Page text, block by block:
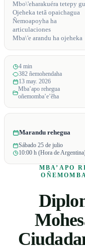
Mbo\'eharakuéra tetepy
Ojeheka tetã opaichagua
Ñemoapoyha ha
articulaciones
Mba\'e arandu ha ojeheka
4 min
382 ñemohendaha
13 may. 2026
Mba’apo rehegua
oñemomba’e’ẽha
Marandu rehegua
Sábado 25 de julio
10:00 h (Hora de
MBA’APO